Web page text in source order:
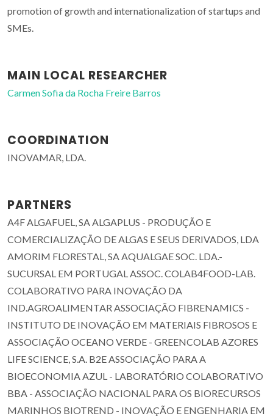
promotion of growth and internationalization of startups and
SMEs.
MAIN LOCAL RESEARCHER
Carmen Sofia da Rocha Freire Barros
COORDINATION
INOVAMAR, LDA.
PARTNERS
A4F ALGAFUEL, SA ALGAPLUS - PRODUÇÃO E
COMERCIALIZAÇÃO DE ALGAS E SEUS DERIVADOS, LDA
AMORIM FLORESTAL, SA AQUALGAE SOC. LDA.-
SUCURSAL EM PORTUGAL ASSOC. COLAB4FOOD-LAB.
COLABORATIVO PARA INOVAÇÃO DA
IND.AGROALIMENTAR ASSOCIAÇÃO FIBRENAMICS -
INSTITUTO DE INOVAÇÃO EM MATERIAIS FIBROSOS E
ASSOCIAÇÃO OCEANO VERDE - GREENCOLAB AZORES
LIFE SCIENCE, S.A. B2E ASSOCIAÇÃO PARA A
BIOECONOMIA AZUL - LABORATÓRIO COLABORATIVO
BBA - ASSOCIAÇÃO NACIONAL PARA OS BIORECURSOS
MARINHOS BIOTREND - INOVAÇÃO E ENGENHARIA EM